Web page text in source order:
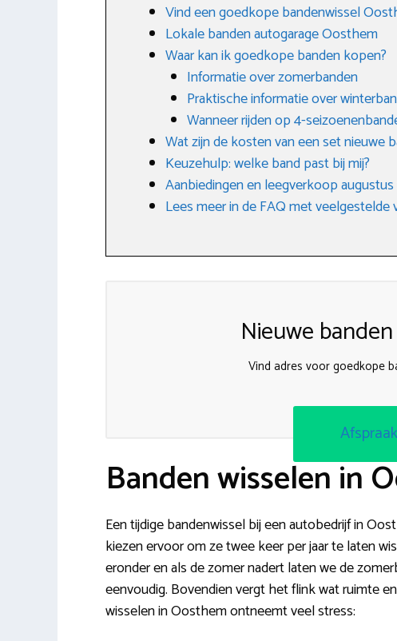
Vind een goedkope bandenwissel
Lokale banden autogarage Oosthem
Waar kan ik goedkope banden kopen?
Informatie over zomerbanden
Praktische informatie over
Wanneer rijden op 4-
Wat zijn de kosten van een set nieuwe
Keuzehulp: welke band past bij mij?
Aanbiedingen en leegverkoop
Lees meer in de FAQ met veelgestelde
Nieuwe
Vind adres voor goedkope
Banden wisselen in
Een tijdige bandenwissel bij een autobedrijf in
kiezen ervoor om ze twee keer per jaar te laten
eronder en als de zomer nadert laten we de
eenvoudig. Bovendien vergt het flink wat ruimte
wisselen in Oosthem ontneemt veel stress: